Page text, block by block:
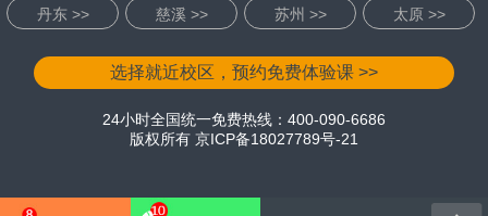
丹东 >> 慈溪 >> 苏州 >> 太原 >>
选择就近校区，预约免费体验课 >>
24小时全国统一免费热线：400-090-6686
版权所有 京ICP备18027789号-21